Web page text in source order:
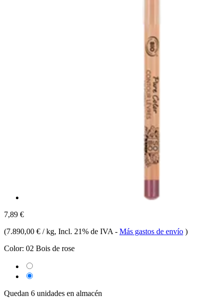
7,89 €
(7.890,00 € / kg, Incl. 21% de IVA - Más gastos de envío )
Color: 02 Bois de rose
Quedan 6 unidades en almacén